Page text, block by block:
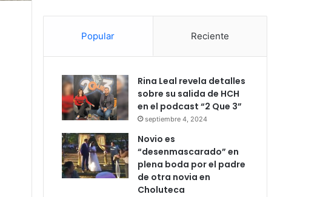
Popular Reciente
Rina Leal revela detalles
sobre su salida de HCH
en el podcast “2 Que 3”
septiembre 4, 2024
Novio es
“desenmascarado” en
plena boda por el padre
de otra novia en
Choluteca